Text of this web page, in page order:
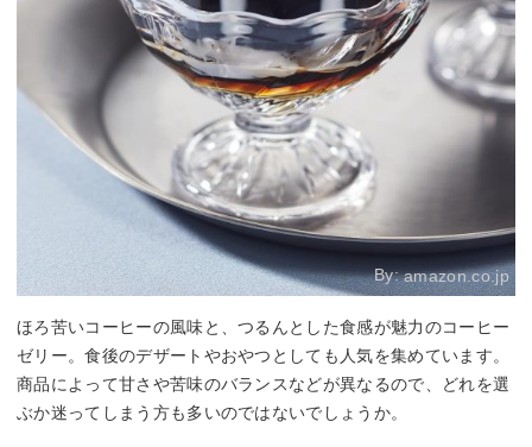
By:amazon.co.jp
ほろ苦いコーヒーの風味と、つるんとした食感が魅力のコーヒー
ゼリー。食後のデザートやおやつとしても人気を集めています。
商品によって甘さや苦味のバランスなどが異なるので、どれを選
ぶか迷ってしまう方も多いのではないでしょうか。